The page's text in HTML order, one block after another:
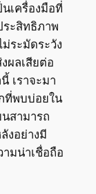
เครื่องมือที่
ะสิทธิภาพ
ระมัดระวัง
ผลเสียต่อ
เราจะมา
ที่พบบ่อยใน
สามารถ
งอย่างมี
มน่าเชื่อถือ